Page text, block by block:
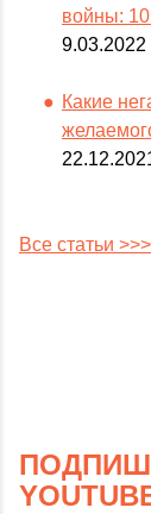
войны:
9.03.2022
Какие
Все статьи >>>